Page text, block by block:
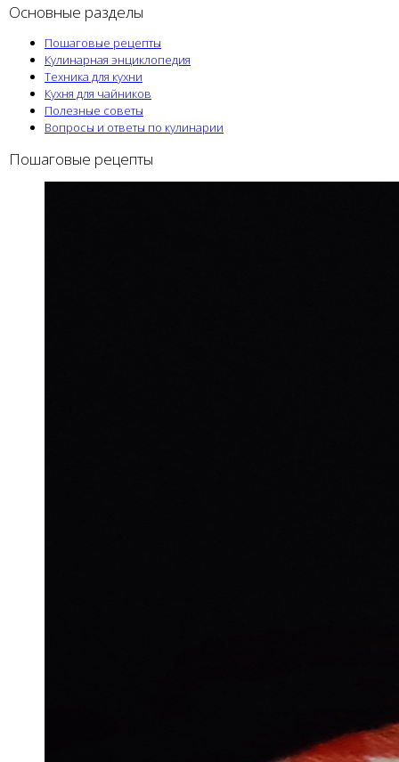
Основные разделы
Пошаговые рецепты
Кулинарная энциклопедия
Техника для кухни
Кухня для чайников
Полезные советы
Вопросы и ответы по кулинарии
Пошаговые рецепты